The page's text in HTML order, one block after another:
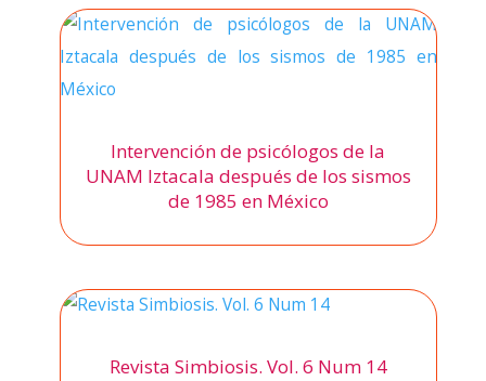
Intervención de psicólogos de la
UNAM Iztacala después de los sismos
de 1985 en México
Revista Simbiosis. Vol. 6 Num 14